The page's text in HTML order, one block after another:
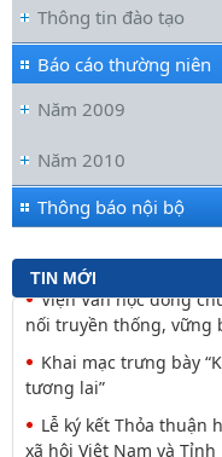
Thông tin đào tạo
Báo cáo thường niên
Năm 2009
Năm 2010
Thông báo nội bộ
TIN MỚI
Đối thoại ICWA –
Viện Hàn lâm Khoa
trị và Hành chính quốc
nguyên tắc tâm linh
Viện Văn học đồng
nối truyền thống, vững
Khai mạc trưng bày
tương lai”
Lễ ký kết Thỏa thuận
xã hội Việt Nam và Tỉnh